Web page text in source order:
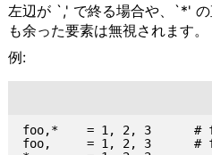
左辺が `,' で終る場合や、`*'
も余った要素は無視されます。
例:
foo,*    = 1, 2, 3      #
foo,     = 1, 2, 3      #